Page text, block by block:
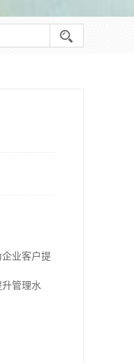
业客户提
管理水